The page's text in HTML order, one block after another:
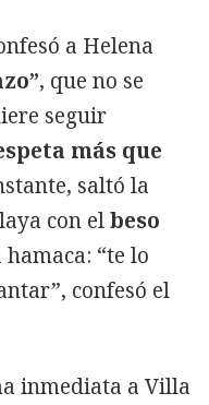
a Helena
, que no se
seguir
más que
saltó la
con elbeso
hamaca: “te lo
confesó el
inmediata a Villa